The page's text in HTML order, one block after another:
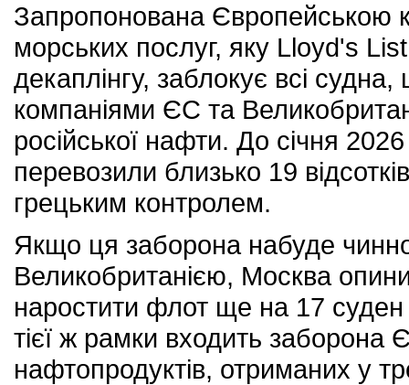
Запропонована Європейською
морських послуг, яку Lloyd's
декаплінгу, заблокує всі
компаніями ЄС та
російської нафти. До січня
перевозили близько 19
грецьким контролем.
Якщо ця заборона набуде
Великобританією, Москва
наростити флот ще на 17
тієї ж рамки входить заборона
нафтопродуктів, отриманих у